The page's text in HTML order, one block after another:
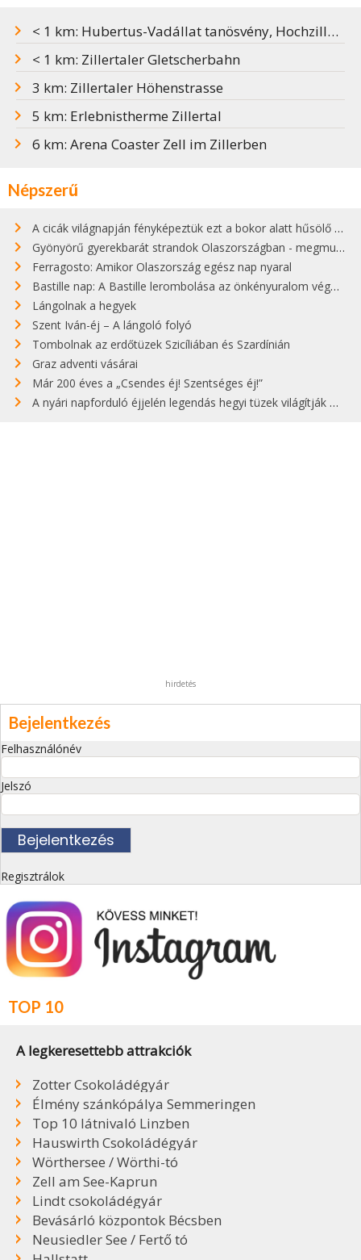
< 1 km: Hubertus-Vadállat tanösvény, Hochzillertal
< 1 km: Zillertaler Gletscherbahn
3 km: Zillertaler Höhenstrasse
5 km: Erlebnistherme Zillertal
6 km: Arena Coaster Zell im Zillerben
Népszerű
A cicák világnapján fényképeztük ezt a bokor alatt hűsölő cicát Kisorosziban
Gyönyörű gyerekbarát strandok Olaszországban - megmutatjuk a 15 legjobbat
Ferragosto: Amikor Olaszország egész nap nyaral
Bastille nap: A Bastille lerombolása az önkényuralom végét jelentette
Lángolnak a hegyek
Szent Iván-éj – A lángoló folyó
Tombolnak az erdőtüzek Szicíliában és Szardínián
Graz adventi vásárai
Már 200 éves a „Csendes éj! Szentséges éj!”
A nyári napforduló éjjelén legendás hegyi tüzek világítják meg Zugspitzét
hirdetés
Bejelentkezés
Felhasználónév
Jelszó
Regisztrálok
TOP 10
A legkeresettebb attrakciók
Zotter Csokoládégyár
Élmény szánkópálya Semmeringen
Top 10 látnivaló Linzben
Hauswirth Csokoládégyár
Wörthersee / Wörthi-tó
Zell am See-Kaprun
Lindt csokoládégyár
Bevásárló központok Bécsben
Neusiedler See / Fertő tó